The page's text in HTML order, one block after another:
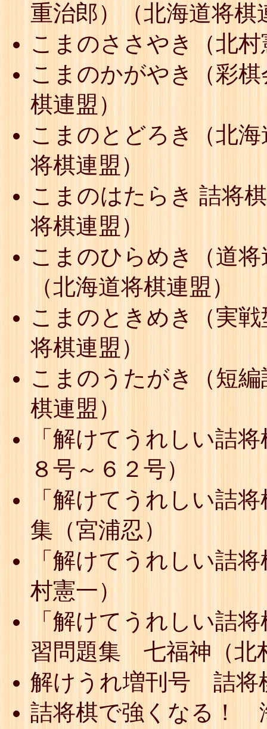
重治郎）（北海道将棋
こまのささやき（北
こまのかがやき（彩
棋連盟）
こまのとどろき（北
将棋連盟）
こまのはたらき 詰将
将棋連盟）
こまのひらめき（道
（北海道将棋連盟）
こまのときめき（実
将棋連盟）
こまのうたがき（短
棋連盟）
「解けてうれしい詰
８号～６２号）
「解けてうれしい詰
集（宮浦忍）
「解けてうれしい詰
村憲一）
「解けてうれしい詰
習問題集 七福神（北
解けうれ増刊号 詰将
詰将棋で強くなる！